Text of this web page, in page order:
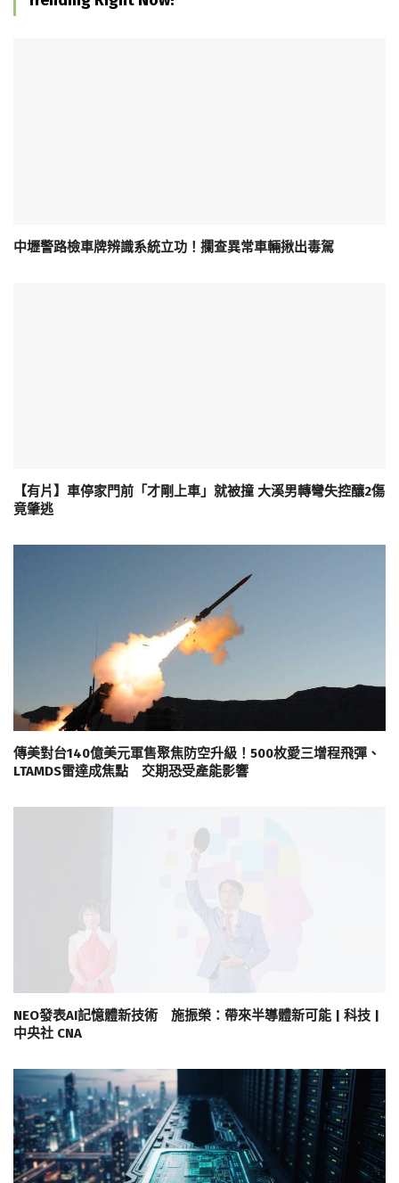
中壢警路檢車牌辨識系統立功！攔查異常車輛揪出毒駕
【有片】車停家門前「才剛上車」就被撞 大溪男轉彎失控釀2傷
竟肇逃
傳美對台140億美元軍售聚焦防空升級！500枚愛三增程飛彈、
LTAMDS雷達成焦點 交期恐受產能影響
NEO發表AI記憶體新技術 施振榮：帶來半導體新可能 | 科技 |
中央社 CNA